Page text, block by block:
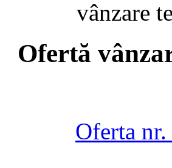
vânzare
Ofertă
Oferta